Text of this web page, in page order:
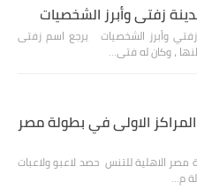
زفتي وأبرز الشخصيات
زفتي وأبرز الشخصيات يرجع اسم زفتى
، وكان له فتى…
الاولى في بطولة مصر
مصر الاهلية للتنس حصد لاعبو ولاعبات
م…